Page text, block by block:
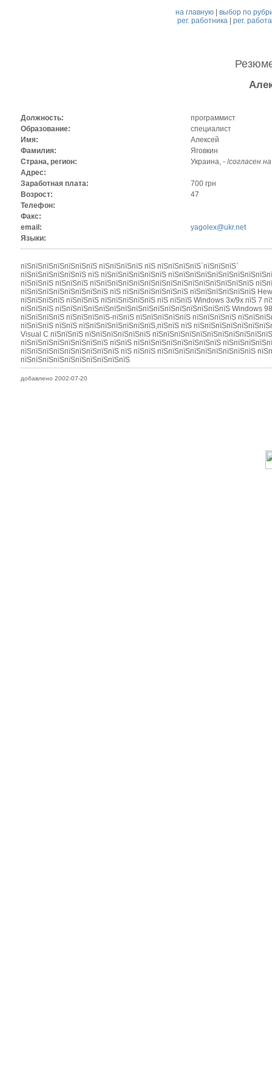
на главную |выбор по
рег. работника| рег.
Должность:
программист
Образование:
специалист
Имя:
Алексей
Фамилия:
Яговкин
Страна, регион:
Украина, - /согласен
Адрес:
Заработная плата:
700 грн
Возрост:
47
Телефон:
Факс:
email:
yagolex@ukr.net
Языки:
пїЅпїЅпїЅпїЅпїЅпїЅпїЅ пїЅпїЅпїЅпїЅ пїЅ пїЅпїЅпїЅпїЅ`пїЅпїЅпїЅ`
пїЅпїЅпїЅпїЅпїЅпїЅ пїЅ пїЅпїЅпїЅпїЅпїЅпїЅ
пїЅпїЅпїЅ пїЅпїЅпїЅ пїЅпїЅпїЅпїЅпїЅпїЅпїЅпїЅпїЅпїЅпїЅпїЅпїЅпїЅпїЅ
пїЅпїЅпїЅпїЅпїЅпїЅпїЅпїЅ пїЅ пїЅпїЅпїЅпїЅпїЅпїЅ пїЅпїЅпїЅпїЅпїЅпїЅ
пїЅпїЅпїЅпїЅ пїЅпїЅпїЅ пїЅпїЅпїЅпїЅпїЅ пїЅ пїЅпїЅ Windows 3x/9x пїЅ 7
пїЅпїЅпїЅ пїЅпїЅпїЅпїЅпїЅпїЅпїЅпїЅпїЅпїЅпїЅпїЅпїЅпїЅпїЅпїЅ Windows
пїЅпїЅпїЅпїЅ пїЅпїЅпїЅпїЅ-пїЅпїЅ пїЅпїЅпїЅпїЅпїЅ пїЅпїЅпїЅпїЅ
пїЅпїЅпїЅ пїЅпїЅ пїЅпїЅпїЅпїЅпїЅпїЅпїЅ,пїЅпїЅ пїЅ
Visual C пїЅпїЅпїЅ пїЅпїЅпїЅпїЅпїЅпїЅ
пїЅпїЅпїЅпїЅпїЅпїЅпїЅпїЅ пїЅпїЅ пїЅпїЅпїЅпїЅпїЅпїЅпїЅпїЅ
пїЅпїЅпїЅпїЅпїЅпїЅпїЅпїЅпїЅ пїЅ пїЅпїЅ пїЅпїЅпїЅпїЅпїЅпїЅпїЅпїЅпїЅ
пїЅпїЅпїЅпїЅпїЅпїЅпїЅпїЅпїЅпїЅ
добавлено 2002-07-20